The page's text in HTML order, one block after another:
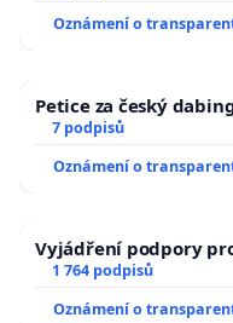
Oznámení o
Petice za český
7 podpisů
Oznámení o
Vyjádření podpory
1 764 podpisů
Oznámení o